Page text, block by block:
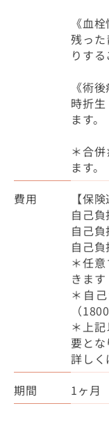
《血
残っ
りする
《術
時折
ます。
＊合
ます。
費用
【保
自己
自己
自己
＊任
きます
＊自
（
＊上
要とな
詳しく
期間
1ヶ月